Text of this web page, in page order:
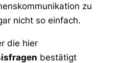
zu
nicht so einfach.
die hier
bestätigt